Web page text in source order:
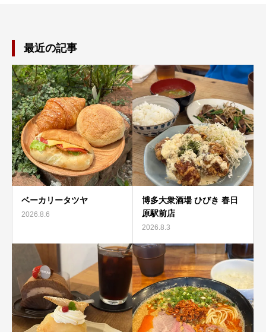
最近の記事
ベーカリータツヤ
2026.8.6
博多大衆酒場 ひびき 春日
原駅前店
2026.8.3